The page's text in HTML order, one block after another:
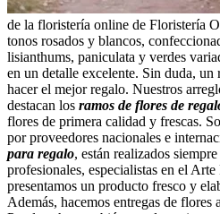
de la floristería online de Floristería
tonos rosados y blancos,
lisianthums, paniculata y verdes
en un detalle excelente. Sin duda, un
hacer el mejor regalo. Nuestros
destacan los ramos de flores de
flores de primera calidad y frescas.
por proveedores nacionales e
para regalo, están realizados
profesionales, especialistas en el
presentamos un producto fresco y
Además, hacemos entregas de flores